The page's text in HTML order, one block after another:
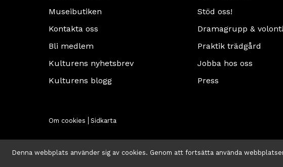
Denna webbplats använder sig av cookies. Genom att fortsätta använda
Museibutiken
Kontakta oss
Bli medlem
Kulturens nyhetsbrev
Kulturens blogg
Stöd oss!
Dramagrupp &
Praktik trädgård
Jobba hos oss
Press
Om cookies Sidkarta